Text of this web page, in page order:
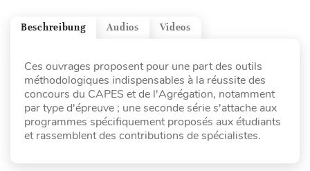
Videos
Audios
Beschreibung
Ces ouvrages proposent pour une part des outils
méthodologiques indispensables à la réussite des
concours du CAPES et de l'Agrégation, notamment
par type d'épreuve ; une seconde série s'attache aux
programmes spécifiquement proposés aux étudiants
et rassemblent des contributions de spécialistes.